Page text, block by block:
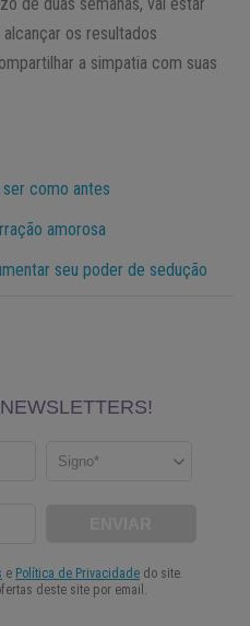
os resultados
a simpatia com suas
como antes
amorosa
seu poder de sedução